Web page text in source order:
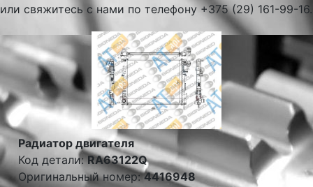
или свяжитесь с нами по телефону +375 (29) 161-99-16.
Радиатор двигателя
Код детали:RA63122Q
Оригинальный номер:4416948